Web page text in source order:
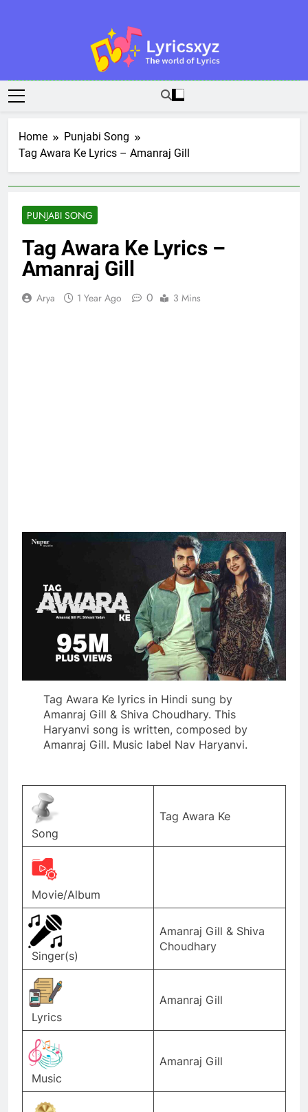
Lyricsxyz
The World Of Lyrics
Home
Punjabi Song
Tag Awara Ke Lyrics – Amanraj Gill
PUNJABI SONG
Tag Awara Ke Lyrics –
Amanraj Gill
Arya 1 Year Ago 0 3 Mins
Tag Awara Ke lyrics in Hindi sung by
Amanraj Gill & Shiva Choudhary. This
Haryanvi song is written, composed by
Amanraj Gill. Music label Nav Haryanvi.
Song
Tag Awara Ke
Movie/Album
Singer(s)
Amanraj Gill & Shiva
Choudhary
Lyrics
Amanraj Gill
Music
Amanraj Gill